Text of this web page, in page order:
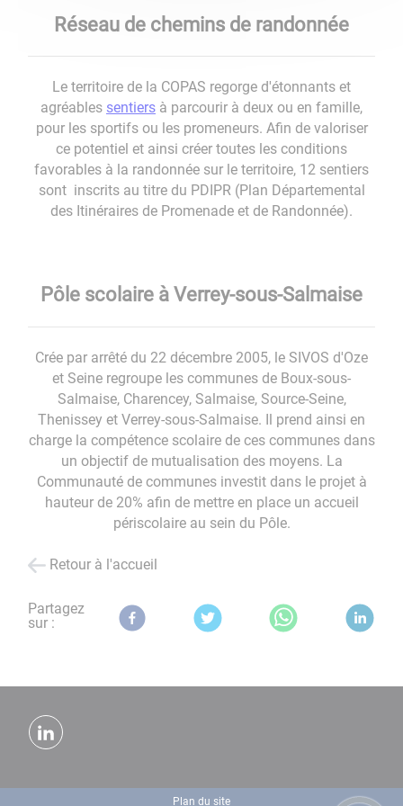
Réseau de chemins de randonnée
Le territoire de la COPAS regorge d'étonnants et
agréables sentiers à parcourir à deux ou en famille,
pour les sportifs ou les promeneurs. Afin de valoriser
ce potentiel et ainsi créer toutes les conditions
favorables à la randonnée sur le territoire, 12 sentiers
sont inscrits au titre du PDIPR (Plan Départemental
des Itinéraires de Promenade et de Randonnée).
Pôle scolaire à Verrey-sous-Salmaise
Crée par arrêté du 22 décembre 2005, le SIVOS d'Oze
et Seine regroupe les communes de Boux-sous-
Salmaise, Charencey, Salmaise, Source-Seine,
Thenissey et Verrey-sous-Salmaise. Il prend ainsi en
charge la compétence scolaire de ces communes dans
un objectif de mutualisation des moyens. La
Communauté de communes investit dans le projet à
hauteur de 20% afin de mettre en place un accueil
périscolaire au sein du Pôle.
Retour à l'accueil
Partagez
sur :
Plan du site